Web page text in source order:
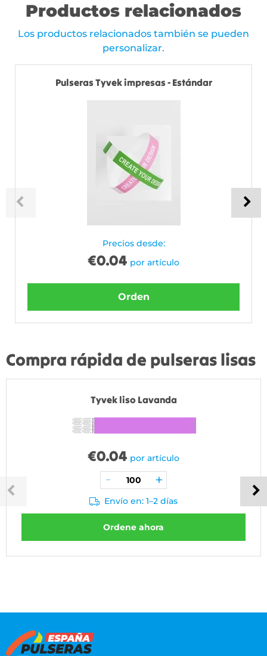
Productos relacionados
Los productos relacionados también se pueden
personalizar.
Pulseras Tyvek impresas - Estándar
Precios desde:
€0.04 por artículo
Orden
Compra rápida de pulseras lisas
Tyvek liso Lavanda
€0.04 por artículo
Envío en: 1–2 días
Ordene ahora